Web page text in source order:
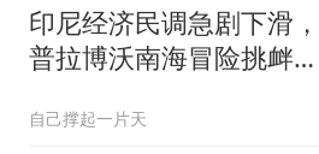
印尼经济民调急剧下滑，
普拉博沃南海冒险挑衅中
自己撑起一片天